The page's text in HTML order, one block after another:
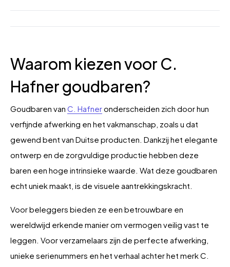
Waarom kiezen voor C.
Hafner goudbaren?
Goudbaren van C. Hafneronderscheiden zich door hun
verfijnde afwerking en het vakmanschap, zoals u dat
gewend bent van Duitse producten. Dankzij het elegante
ontwerp en de zorgvuldige productie hebben deze
baren een hoge intrinsieke waarde. Wat deze goudbaren
echt uniek maakt, is de visuele aantrekkingskracht.
Voor beleggers bieden ze een betrouwbare en
wereldwijd erkende manier om vermogen veilig vast te
leggen. Voor verzamelaars zijn de perfecte afwerking,
unieke serienummers en het verhaal achter het merk C.